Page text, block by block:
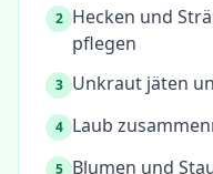
2 Hecken und
pflegen
3 Unkraut jäten
4 Laub
5 Blumen und